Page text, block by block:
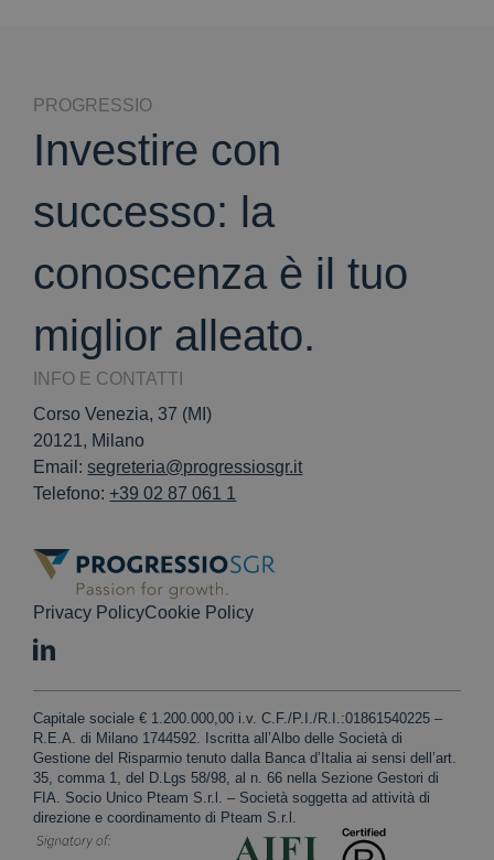
PROGRESSIO
Investire con
successo: la
conoscenza è il tuo
miglior alleato.
INFO E CONTATTI
Corso Venezia, 37 (MI)
20121, Milano
Email:segreteria@progressiosgr.it
Telefono:+39 02 87 061 1
Privacy PolicyCookie Policy
Capitale sociale € 1.200.000,00 i.v. C.F./P.I./R.I.:01861540225 –
R.E.A. di Milano 1744592. Iscritta all’Albo delle Società di
Gestione del Risparmio tenuto dalla Banca d’Italia ai sensi dell’art.
35, comma 1, del D.Lgs 58/98, al n. 66 nella Sezione Gestori di
FIA. Socio Unico Pteam S.r.l. – Società soggetta ad attività di
direzione e coordinamento di Pteam S.r.l.